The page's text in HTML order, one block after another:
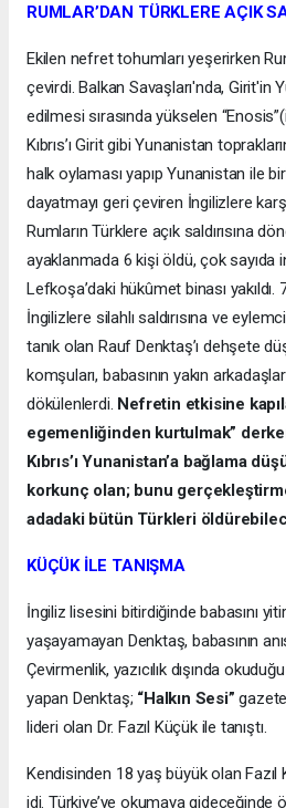
RUMLAR’DAN TÜRKLERE AÇIK
Ekilen nefret tohumları yeşerirken
çevirdi. Balkan Savaşları'nda, Girit'in
edilmesi sırasında yükselen
Kıbrıs’ı Girit gibi Yunanistan
halk oylaması yapıp Yunanistan ile
dayatmayı geri çeviren İngilizlere
Rumların Türklere açık saldırısına
ayaklanmada 6 kişi öldü, çok sayıda
Lefkoşa’daki hükûmet binası yakıldı.
İngilizlere silahlı saldırısına ve
tanık olan Rauf Denktaş’ı dehşete
komşuları, babasının yakın
dökülenlerdi. Nefretin etkisine
egemenliğinden kurtulmak”
Kıbrıs’ı Yunanistan’a bağlama
korkunç olan; bunu
adadaki bütün Türkleri
KÜÇÜK İLE TANIŞMA
İngiliz lisesini bitirdiğinde babasını
yaşayamayan Denktaş, babasının
Çevirmenlik, yazıcılık dışında
yapan Denktaş; “Halkın Sesi”
lideri olan Dr. Fazıl Küçük ile tanıştı.
Kendisinden 18 yaş büyük olan Fazıl
idi. Türkiye’ye okumaya gideceğinde